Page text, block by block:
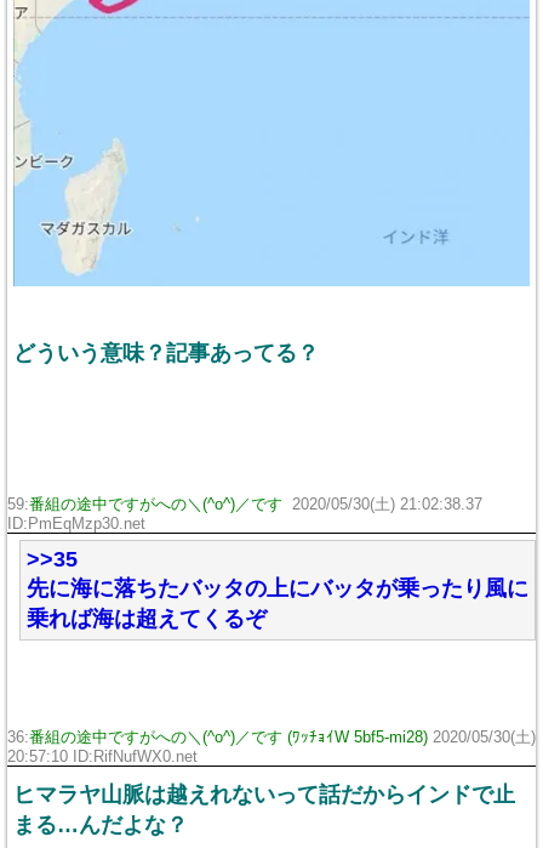
どういう意味？記事あってる？
59:番組の途中ですがへの＼(^o^)／です
2020/05/30(土) 21:02:38.37
ID:PmEqMzp30.net
>>35
先に海に落ちたバッタの上にバッタが乗ったり風に
乗れば海は超えてくるぞ
36:番組の途中ですがへの＼(^o^)／です (ﾜｯﾁｮｲW 5bf5-mi28) 2020/05/30(土)
20:57:10 ID:RifNufWX0.net
ヒマラヤ山脈は越えれないって話だからインドで止
まる…んだよな？